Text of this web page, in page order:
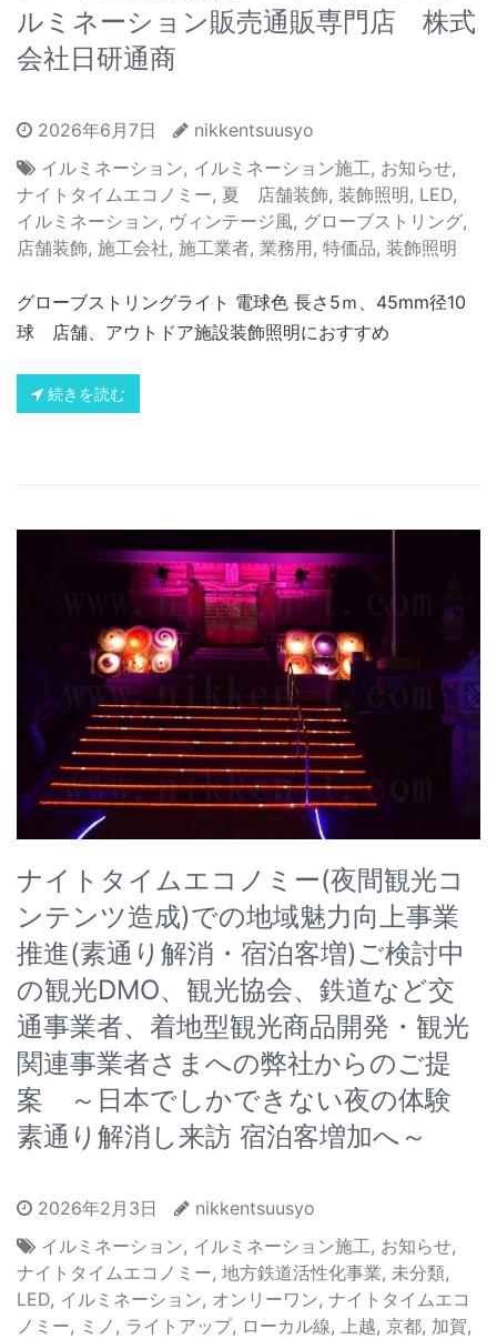
ルミネーション販売通販専門店 株式
会社日研通商
2026年6月7日
nikkentsuusyo
イルミネーション, イルミネーション施工 , お知らせ,
ナイトタイムエコノミー, 夏 店舗装飾, 装飾照明, LED,
イルミネーション, ヴィンテージ風, グローブストリング,
店舗装飾, 施工会社, 施工業者, 業務用, 特価品, 装飾照明
グローブストリングライト 電球色 長さ5ｍ、45mm径10
球 店舗、アウトドア施設装飾照明におすすめ
続きを読む
ナイトタイムエコノミー(夜間観光コ
ンテンツ造成)での地域魅力向上事業
推進(素通り解消・宿泊客増)ご検討中
の観光DMO、観光協会、鉄道など交
通事業者、着地型観光商品開発・観光
関連事業者さまへの弊社からのご提
案 ～日本でしかできない夜の体験
素通り解消し来訪 宿泊客増加へ～
2026年2月3日
nikkentsuusyo
イルミネーション, イルミネーション施工 , お知らせ,
ナイトタイムエコノミー, 地方鉄道活性化事業, 未分類,
LED, イルミネーション, オンリーワン, ナイトタイムエコ
ノミー, ミノ , ライトアップ, ローカル線, 上越, 京都, 加賀,